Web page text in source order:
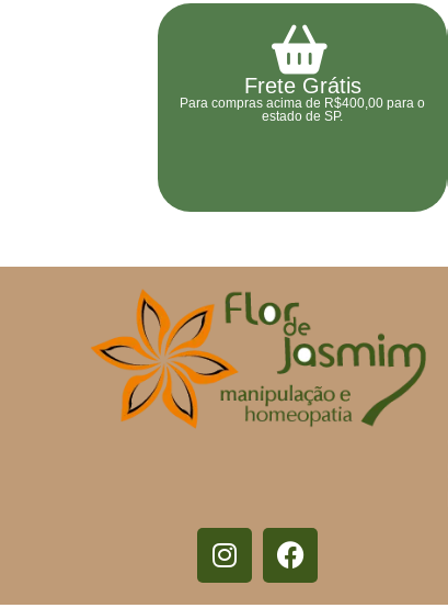
Frete Grátis
Para compras acima de R$400,00 para o
estado de SP.